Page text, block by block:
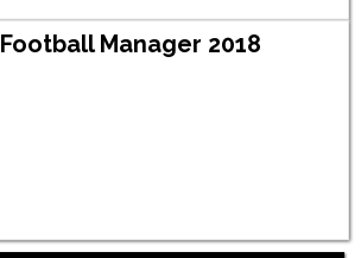
Football Manager 2018